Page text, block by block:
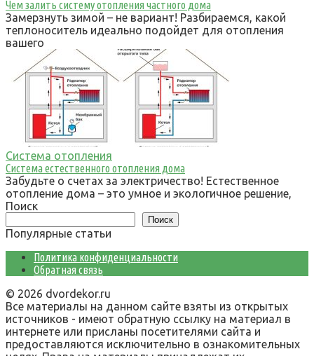
Чем залить систему отопления частного дома
Замерзнуть зимой – не вариант! Разбираемся, какой
теплоноситель идеально подойдет для отопления
вашего
Система отопления
Система естественного отопления дома
Забудьте о счетах за электричество! Естественное
отопление дома – это умное и экологичное решение,
Поиск
Поиск
Популярные статьи
Политика конфиденциальности
Обратная связь
© 2026 dvordekor.ru
Все материалы на данном сайте взяты из открытых
источников - имеют обратную ссылку на материал в
интернете или присланы посетителями сайта и
предоставляются исключительно в ознакомительных